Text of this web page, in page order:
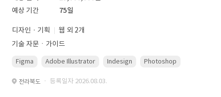
예상 기간
75일
디자인 · 기획
웹 외 2개
기술 자문ㆍ가이드
Figma Adobe Illustrator Indesign Photoshop
전라북도 · 등록일자 2026.08.03.